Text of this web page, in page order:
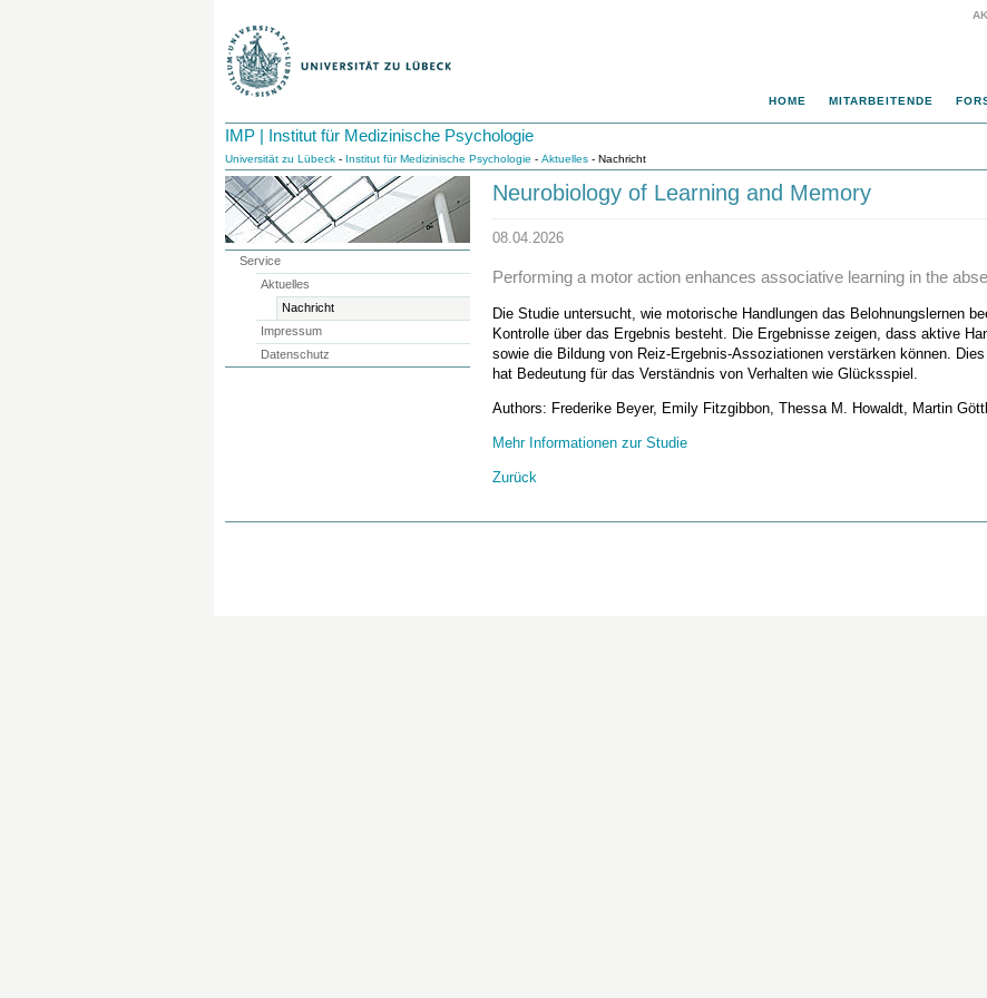
HOME MITARBEITENDE
IMP | Institut für Medizinische Psychologie
Universität zu Lübeck - Institut für Medizinische Psychologie - Aktuelles - Nachricht
Neurobiology of Learning and Memory
08.04.2026
Performing a motor action enhances associative learning in the
Die Studie untersucht, wie motorische Handlungen das Belohnungslernen
Kontrolle über das Ergebnis besteht. Die Ergebnisse zeigen, dass aktive
sowie die Bildung von Reiz-Ergebnis-Assoziationen verstärken können.
hat Bedeutung für das Verständnis von Verhalten wie Glücksspiel.
Authors: Frederike Beyer, Emily Fitzgibbon, Thessa M. Howaldt, Martin
Mehr Informationen zur Studie
Zurück
Service
Aktuelles
Nachricht
Impressum
Datenschutz